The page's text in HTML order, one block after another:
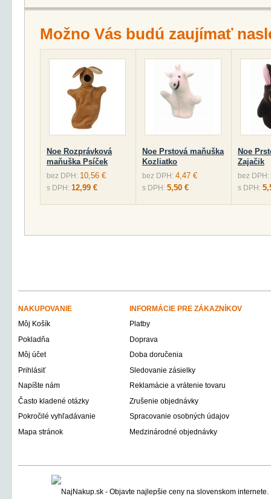
Možno Vás budú zaujímať
Noe Rozprávková
maňuška Psíček
bez DPH: 10,56 €
s DPH: 12,99 €
Noe Prstová maňuška
Kozliatko
bez DPH: 4,47 €
s DPH: 5,50 €
Noe
Zajačik
bez DPH:
s DPH:
NAKUPOVANIE
INFORMÁCIE PRE ZÁKAZNÍKOV
Môj Košík
Platby
Pokladňa
Doprava
Môj účet
Doba doručenia
Prihlásiť
Sledovanie zásielky
Napíšte nám
Reklamácie a vrátenie tovaru
Často kladené otázky
Zrušenie objednávky
Pokročilé vyhľadávanie
Spracovanie osobných údajov
Mapa stránok
Medzinárodné objednávky